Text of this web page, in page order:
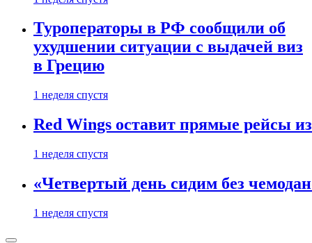
Туроператоры в РФ сообщили об
ухудшении ситуации с выдачей виз
в Грецию
1 неделя спустя
Red Wings оставит прямые рейсы
1 неделя спустя
«Четвертый день сидим без
1 неделя спустя